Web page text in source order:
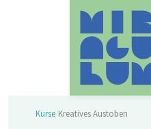
Kurse Kreatives Austoben